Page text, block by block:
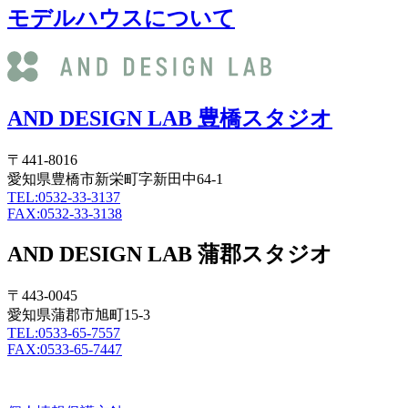
モデルハウスについて
AND DESIGN LAB 豊橋スタジオ
〒441-8016
愛知県豊橋市新栄町字新田中64-1
TEL:0532-33-3137
FAX:0532-33-3138
AND DESIGN LAB 蒲郡スタジオ
〒443-0045
愛知県蒲郡市旭町15-3
TEL:0533-65-7557
FAX:0533-65-7447